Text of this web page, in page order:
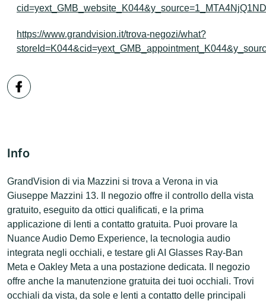
https://www.grandvision.it/trova-negozi/what?
Info
GrandVision di via Mazzini si trova a Verona in via
Giuseppe Mazzini 13. Il negozio offre il controllo della vista
gratuito, eseguito da ottici qualificati, e la prima
applicazione di lenti a contatto gratuita. Puoi provare la
Nuance Audio Demo Experience, la tecnologia audio
integrata negli occhiali, e testare gli AI Glasses Ray-Ban
Meta e Oakley Meta a una postazione dedicata. Il negozio
offre anche la manutenzione gratuita dei tuoi occhiali. Trovi
occhiali da vista, da sole e lenti a contatto delle principali